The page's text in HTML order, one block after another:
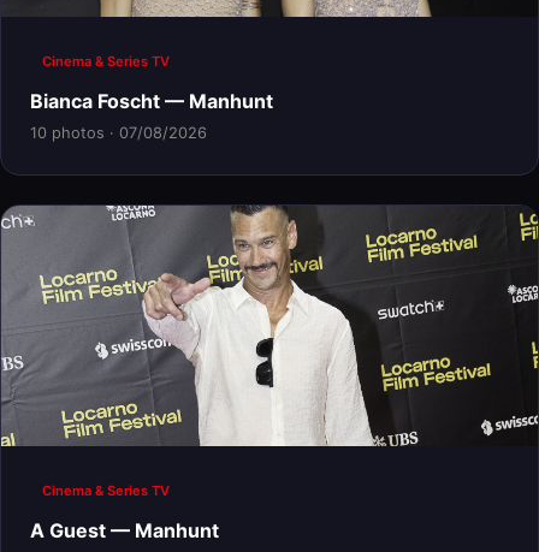
Cinema & Series TV
Bianca Foscht — Manhunt
10 photos · 07/08/2026
Cinema & Series TV
A Guest — Manhunt